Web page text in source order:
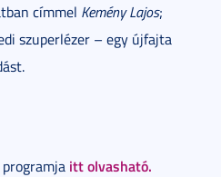
címmel Kemény Lajos;
szuperlézer – egy újfajta
itt olvasható.